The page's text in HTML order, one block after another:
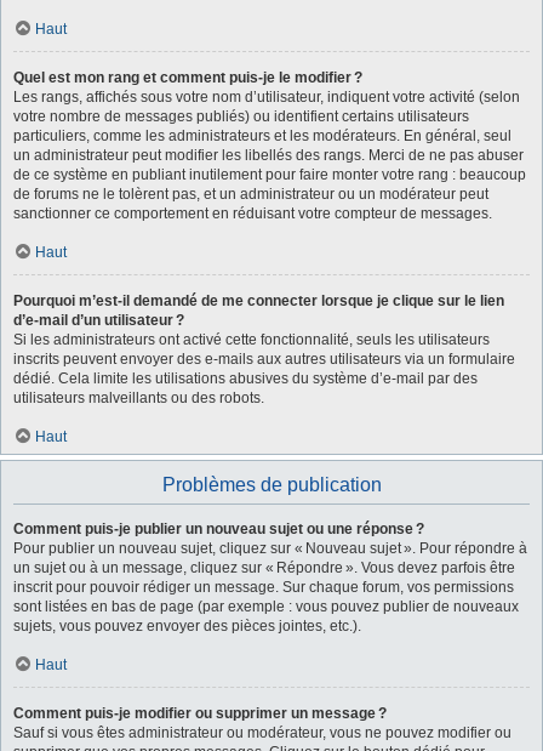
Haut
Quel est mon rang et comment puis-je le modifier ?
Les rangs, affichés sous votre nom d’utilisateur, indiquent votre activité (selon
votre nombre de messages publiés) ou identifient certains utilisateurs
particuliers, comme les administrateurs et les modérateurs. En général, seul
un administrateur peut modifier les libellés des rangs. Merci de ne pas abuser
de ce système en publiant inutilement pour faire monter votre rang : beaucoup
de forums ne le tolèrent pas, et un administrateur ou un modérateur peut
sanctionner ce comportement en réduisant votre compteur de messages.
Haut
Pourquoi m’est-il demandé de me connecter lorsque je clique sur le lien
d’e-mail d’un utilisateur ?
Si les administrateurs ont activé cette fonctionnalité, seuls les utilisateurs
inscrits peuvent envoyer des e-mails aux autres utilisateurs via un formulaire
dédié. Cela limite les utilisations abusives du système d’e-mail par des
utilisateurs malveillants ou des robots.
Haut
Problèmes de publication
Comment puis-je publier un nouveau sujet ou une réponse ?
Pour publier un nouveau sujet, cliquez sur « Nouveau sujet ». Pour répondre à
un sujet ou à un message, cliquez sur « Répondre ». Vous devez parfois être
inscrit pour pouvoir rédiger un message. Sur chaque forum, vos permissions
sont listées en bas de page (par exemple : vous pouvez publier de nouveaux
sujets, vous pouvez envoyer des pièces jointes, etc.).
Haut
Comment puis-je modifier ou supprimer un message ?
Sauf si vous êtes administrateur ou modérateur, vous ne pouvez modifier ou